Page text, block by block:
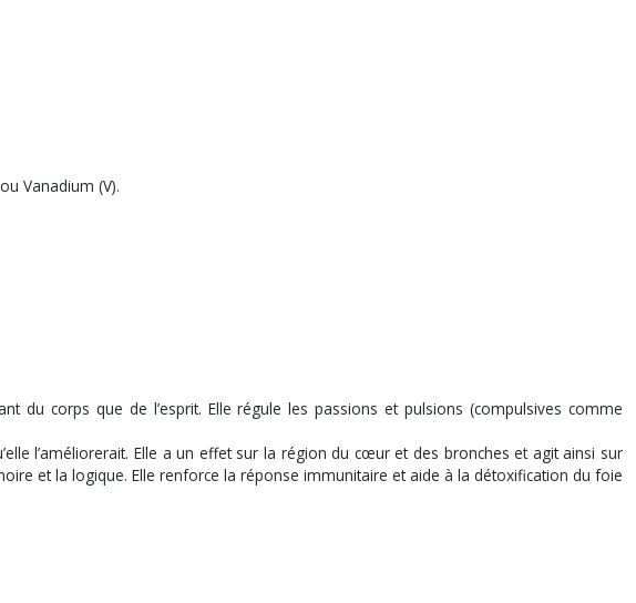
Vanadium (V).
du corps que de l’esprit. Elle régule les passions et pulsions (compulsives comme
l’améliorerait. Elle a un effet sur la région du cœur et des bronches et agit ainsi sur
et la logique. Elle renforce la réponse immunitaire et aide à la détoxification du foie